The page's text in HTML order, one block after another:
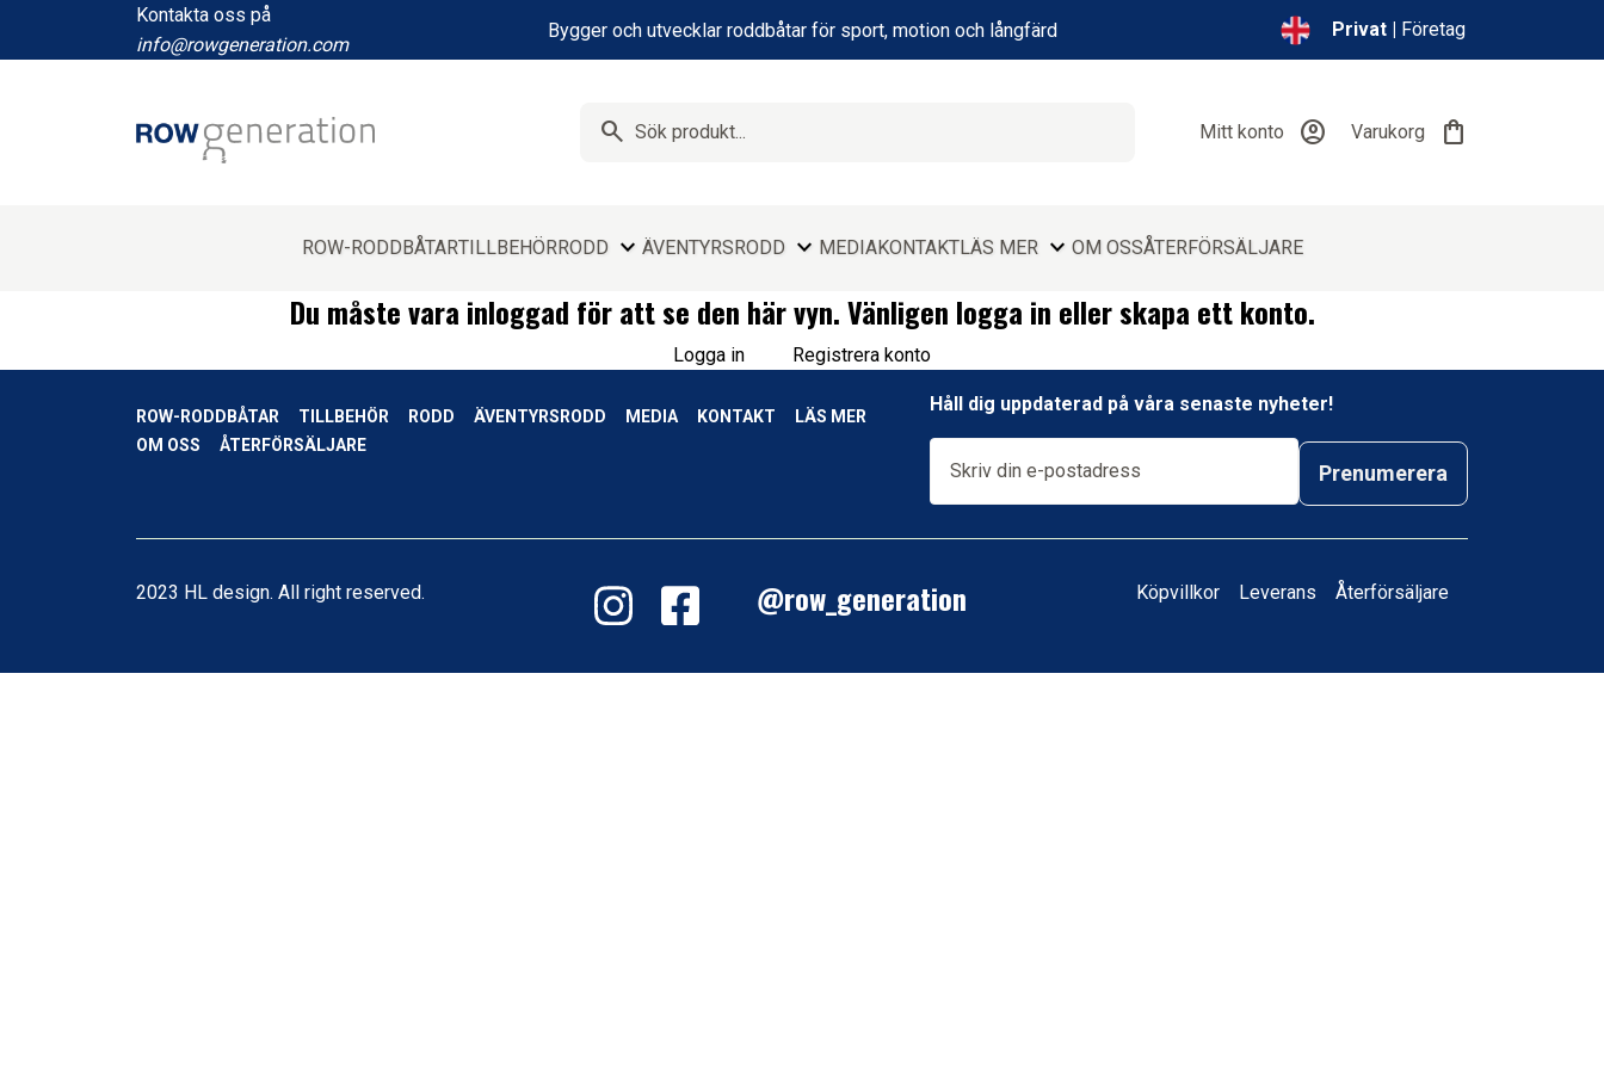
Kontakta oss på
info@rowgeneration.com
Bygger och utvecklar roddbåtar för sport, motion och långfärd Privat | Företag
search Mitt konto account_circle Varukorg shopping_bag
ROW-RODDBÅTARTILLBEHÖRRODD expand_more ÄVENTYRSRODD expand_more MEDIAKONTAKTLÄS MER expand_more OM OSSÅTERFÖRSÄLJARE
Du måste vara inloggad för att se den här vyn. Vänligen logga in eller skapa ett konto.
Logga in Registrera konto
ROW-RODDBÅTAR TILLBEHÖR RODD ÄVENTYRSRODD MEDIA KONTAKT
LÄS MER
OM OSS
ÅTERFÖRSÄLJARE
Håll dig uppdaterad på våra senaste nyheter!
Prenumerera
2023 HL design. All right reserved. @row_generation Köpvillkor Leverans Återförsäljare